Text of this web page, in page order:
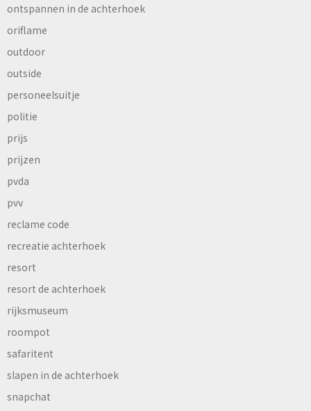
ontspannen in de achterhoek
oriflame
outdoor
outside
personeelsuitje
politie
prijs
prijzen
pvda
pvv
reclame code
recreatie achterhoek
resort
resort de achterhoek
rijksmuseum
roompot
safaritent
slapen in de achterhoek
snapchat